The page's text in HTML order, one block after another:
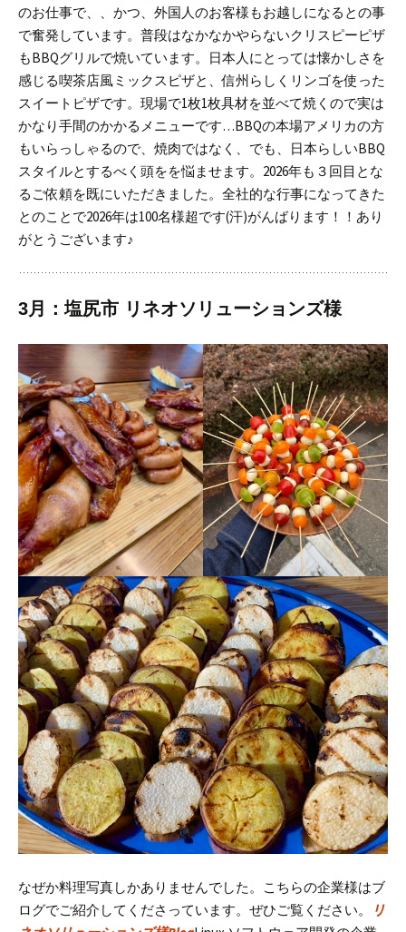
のお仕事で、、かつ、外国人のお客様もお越しになるとの事
で奮発しています。 普段はなかなかやらないクリスピーピザ
もBBQグリルで焼いています。日本人にとっては懐かしさを
感じる喫茶店風ミックスピザと、信州らしくリンゴを使った
スイートピザです。現場で1枚1枚具材を並べて焼くので実は
かなり手間のかかるメニューです…BBQの本場アメリカの方
もいらっしゃるので、焼肉ではなく、でも、日本らしいBBQ
スタイルとするべく頭をを悩ませます。 2026年も３回目とな
るご依頼を既にいただきました。全社的な行事になってきた
とのことで2026年は100名様超です(汗)がんばります！！あり
がとうございます♪
3月：塩尻市 リネオソリューションズ様
なぜか料理写真しかありませんでした。
こちらの企業様はブ
ログでご紹介してくださっています。ぜひご覧ください。
リ